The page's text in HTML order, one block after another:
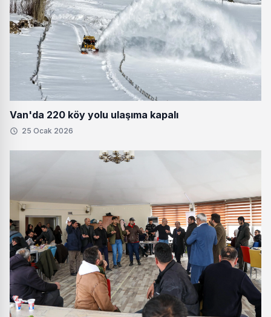
Van'da 220 köy yolu ulaşıma kapalı
25 Ocak 2026